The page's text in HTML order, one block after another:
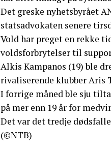
Det greske nyhetsbyrået
statsadvokaten senere
Vold har preget en rekke
voldsforbrytelser til
Alkis Kampanos (19) ble
rivaliserende klubber Aris
I forrige måned ble sju
på mer enn 19 år for
Det var det tredje
(©NTB)